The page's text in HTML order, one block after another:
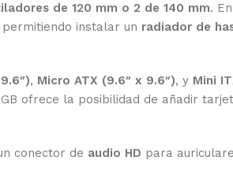
de 120 mm o 2 de 140 mm.
instalar un radiador de
, Micro ATX (9.6″ x 9.6″), y Mini
ofrece la posibilidad de añadir
conector de audio HD para